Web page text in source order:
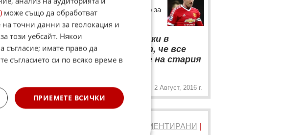
а дори се
футболна
Уейни Рууни с коментар за
“ "Мисля, че всички в
отбора чувстват, че все
повече приличаме на стария
2 Август, 2016 г.
КОМЕНТИРАНИ
може също да обработват
точни данни за геолокация и
този уебсайт. Някои
съгласие; имате право да
съгласието си по всяко време в
ПРИЕМЕТЕ ВСИЧКИ